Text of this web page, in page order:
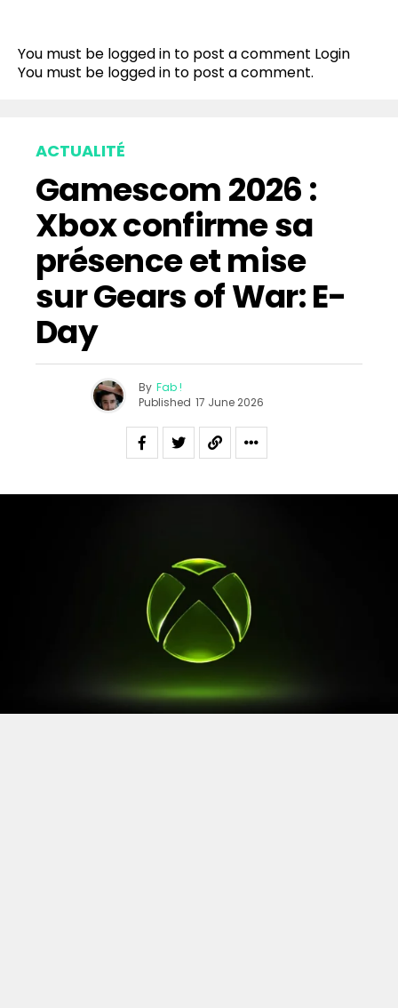
You must be logged in to post a comment Login
You must be logged in to post a comment.
ACTUALITÉ
Gamescom 2026 :
Xbox confirme sa
présence et mise
sur Gears of War: E-
Day
By Fab !
Published 17 June 2026